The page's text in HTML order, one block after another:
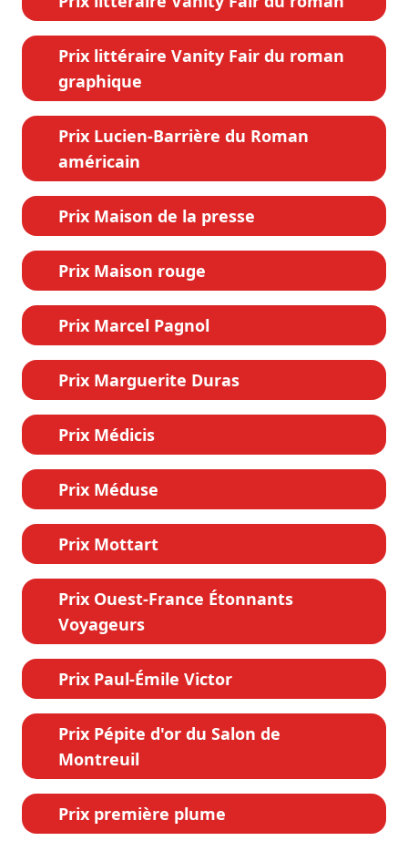
Prix littéraire Vanity Fair du roman
graphique
Prix Lucien-Barrière du Roman
américain
Prix Maison de la presse
Prix Maison rouge
Prix Marcel Pagnol
Prix Marguerite Duras
Prix Médicis
Prix Méduse
Prix Mottart
Prix Ouest-France Étonnants
Voyageurs
Prix Paul-Émile Victor
Prix Pépite d'or du Salon de
Montreuil
Prix première plume